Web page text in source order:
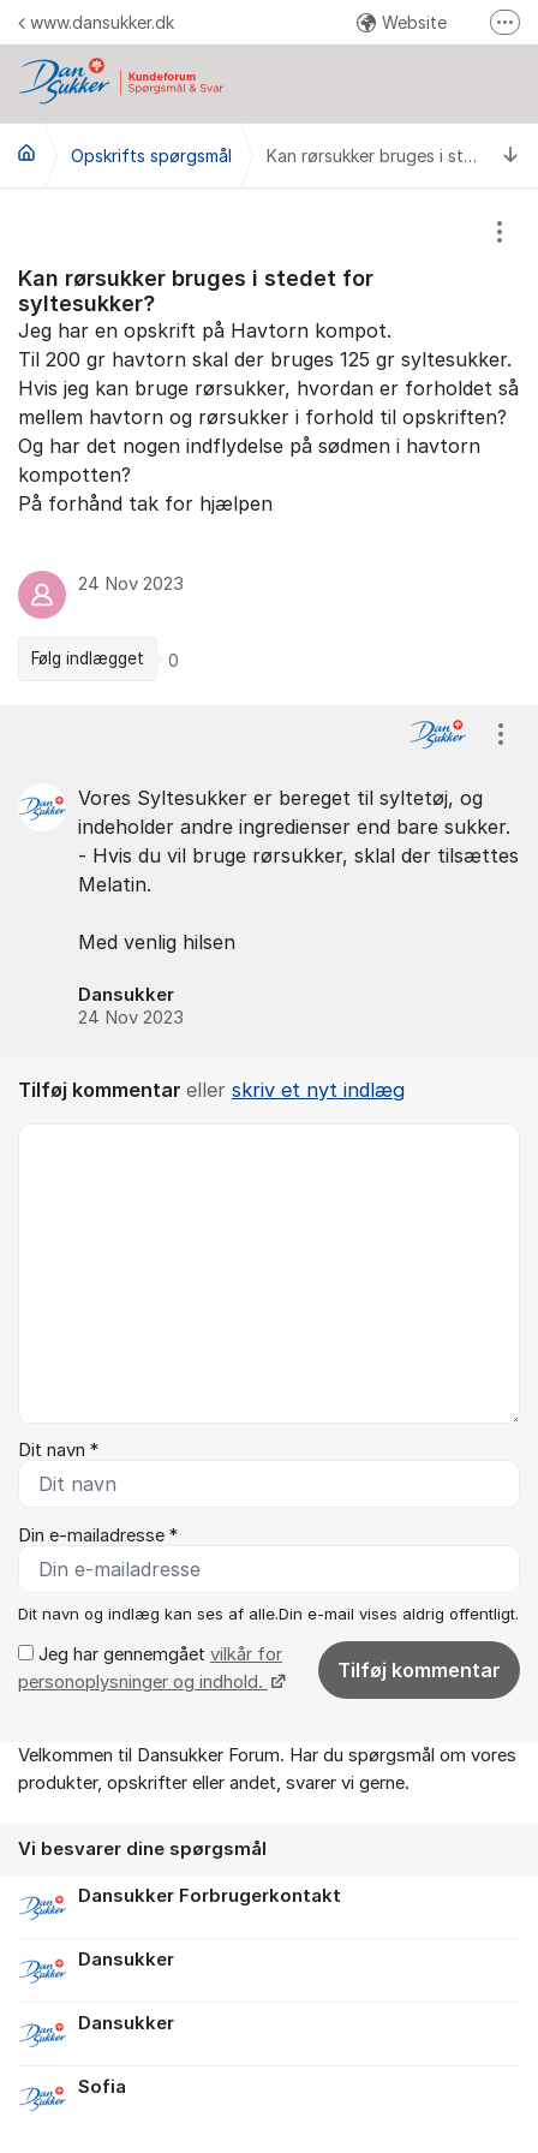
Gå til indhold
www.dansukker.dk Website
Instagram
Send en reklamation
Opskrifts spørgsmål Kan rørsukker bruges i stedet for syltesukker?
Kan rørsukker bruges i stedet for
syltesukker?
Vis/
Jeg har en opskrift på Havtorn kompot.
Til 200 gr havtorn skal der bruges 125 gr syltesukker.
Hvis jeg kan bruge rørsukker, hvordan er forholdet så
mellem havtorn og rørsukker i forhold til opskriften?
Og har det nogen indflydelse på sødmen i havtorn
kompotten?
På forhånd tak for hjælpen
24 Nov 2023
Følg indlægget 0
Vores Syltesukker er bereget til syltetøj, og
indeholder andre ingredienser end bare sukker.
- Hvis du vil bruge rørsukker, sklal der tilsættes
Melatin.
Med venlig hilsen
Dansukker
24 Nov 2023
Vis/
Tilføj kommentar eller skriv et nyt indlæg
Dit navn *
Din e-mailadresse *
Dit navn og indlæg kan ses af alle.Din e-mail vises aldrig offentligt.
Jeg har gennemgået vilkår for
personoplysninger og indhold.
Tilføj kommentar
Om forummet
Velkommen til Dansukker Forum. Har du spørgsmål om vores
produkter, opskrifter eller andet, svarer vi gerne.
Vi besvarer dine spørgsmål
Dansukker Forbrugerkontakt
Dansukker
Dansukker
Sofia